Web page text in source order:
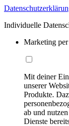
Individuelle
Marketing
Mit deiner
unserer
Produkte.
ab und
Dienste